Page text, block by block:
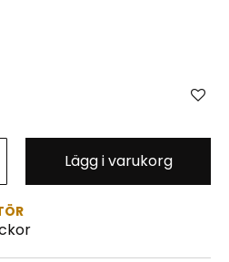
Lägg i varukorg
XXL, Lion pro edition